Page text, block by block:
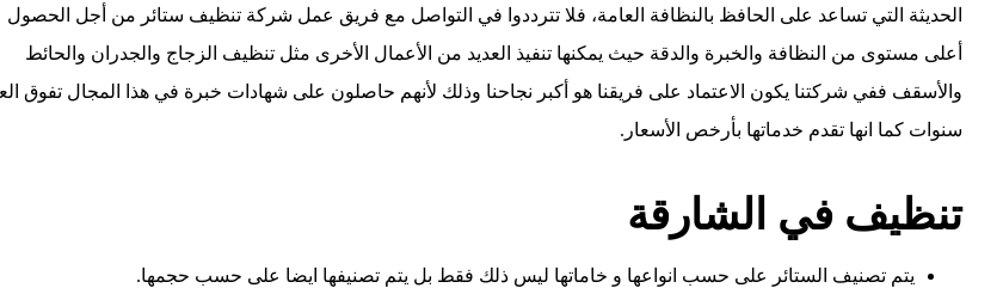
الحديثة التي تساعد على الحافظ بالنظافة العامة، فلا تترددوا في التواصل مع فريق عمل شركة تنظيف ستائر من أجل
أعلى مستوى من النظافة والخبرة والدقة حيث يمكنها تنفيذ العديد من الأعمال الأخرى مثل تنظيف الزجاج والجدران والحائط
والأسقف ففي شركتنا يكون الاعتماد على فريقنا هو أكبر نجاحنا وذلك لأنهم حاصلون على شهادات خبرة في هذا المجال تفوق
سنوات كما انها تقدم خدماتها بأرخص الأسعار.
تنظيف في الشارقة
يتم تصنيف الستائر على حسب انواعها و خاماتها ليس ذلك فقط بل يتم تصنيفها ايضا على حسب حجمها.